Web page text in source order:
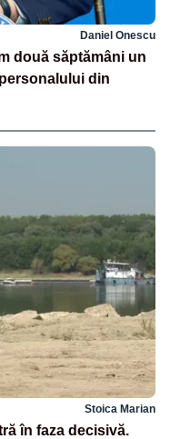
Daniel Onescu
două săptămâni un
din
Stoica Marian
în faza decisivă.